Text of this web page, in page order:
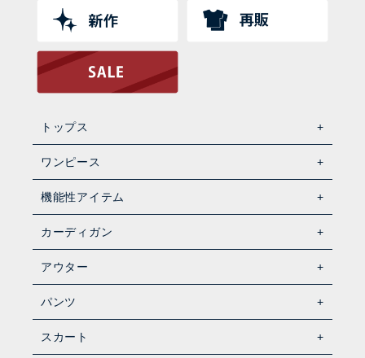
トップス
ワンピース
機能性アイテム
カーディガン
アウター
パンツ
スカート